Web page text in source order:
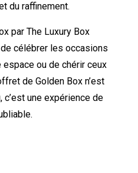
du raffinement.
par The Luxury Box
célébrer les occasions
ou de chérir ceux
de Golden Box n’est
c’est une expérience de